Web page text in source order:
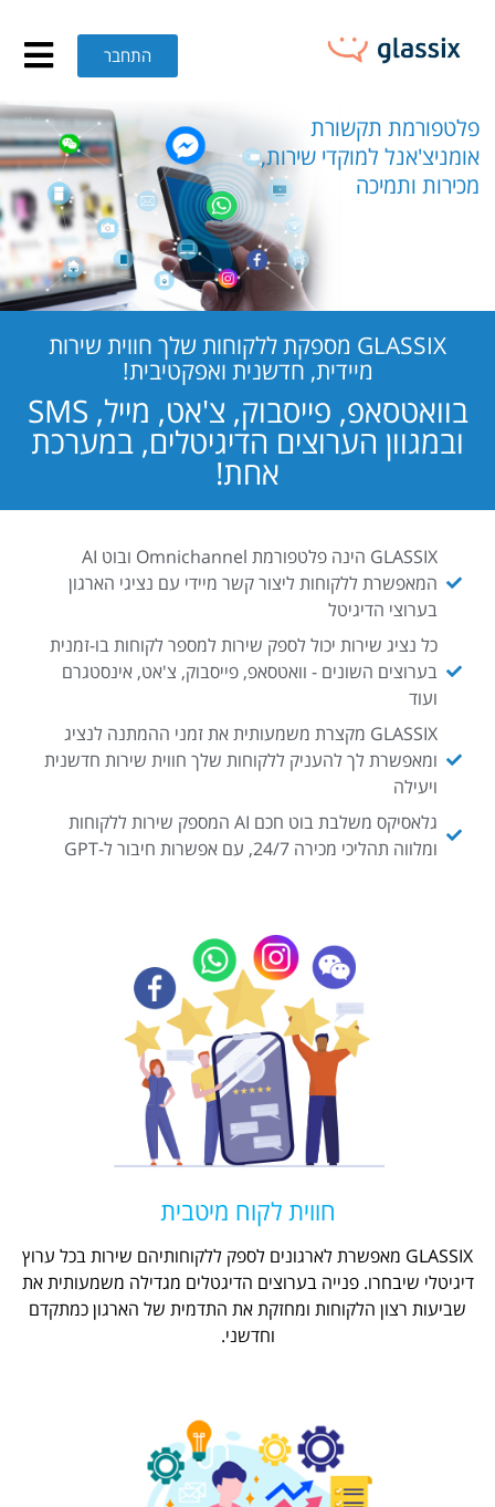
לחץ
כדי
לעבור
GLASSIX – פלטפורמת תקשורת אומניצ'אנל למוקדי שירות, מכירות ותמיכה התחבר
פלטפורמת תקשורת
אומניצ'אנל למוקדי שירות,
מכירות ותמיכה
GLASSIX מספקת ללקוחות שלך חווית שירות
מיידית, חדשנית ואפקטיבית!
בוואטסאפ, פייסבוק, צ'אט, מייל, SMS
ובמגוון הערוצים הדיגיטלים, במערכת
אחת!
GLASSIX הינה פלטפורמת Omnichannel ובוט AI
המאפשרת ללקוחות ליצור קשר מיידי עם נציגי הארגון
בערוצי הדיגיטל
כל נציג שירות יכול לספק שירות למספר לקוחות בו-זמנית
בערוצים השונים - וואטסאפ, פייסבוק, צ'אט, אינסטגרם
ועוד
GLASSIX מקצרת משמעותית את זמני ההמתנה לנציג
ומאפשרת לך להעניק ללקוחות שלך חווית שירות חדשנית
ויעילה
גלאסיקס משלבת בוט חכם AI המספק שירות ללקוחות
ומלווה תהליכי מכירה 24/7, עם אפשרות חיבור ל-GPT
חווית לקוח מיטבית
GLASSIX מאפשרת לארגונים לספק ללקוחותיהם שירות בכל ערוץ
דיגיטלי שיבחרו. פנייה בערוצים הדיגטלים מגדילה משמעותית את
שביעות רצון הלקוחות ומחזקת את התדמית של הארגון כמתקדם
וחדשני.